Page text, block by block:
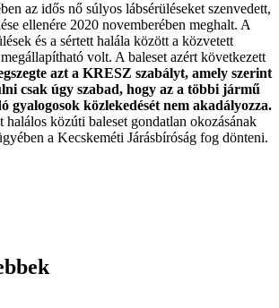
az idős nő súlyos lábsérüléseket szenvedett,
ellenére 2020 novemberében meghalt. A
és a sértett halála között a közvetett
volt. A baleset azért következett
azt a KRESZ szabályt, amely szerint
csak úgy szabad, hogy az a többi jármű
gyalogosok közlekedését nem akadályozza.
halálos közúti baleset gondatlan okozásának
a Kecskeméti Járásbíróság fog dönteni.